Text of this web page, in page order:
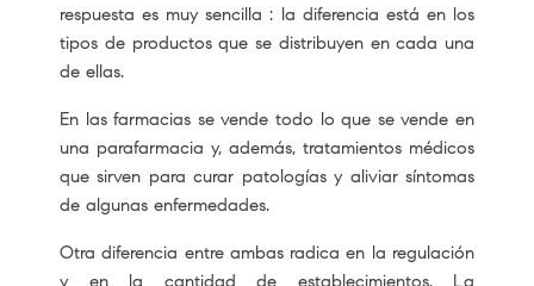
respuesta es muy sencilla : la diferencia está en los
tipos de productos que se distribuyen en cada una
de ellas.
En las farmacias se vende todo lo que se vende en
una parafarmacia y, además, tratamientos médicos
que sirven para curar patologías y aliviar síntomas
de algunas enfermedades.
Otra diferencia entre ambas radica en la regulación
y en la cantidad de establecimientos. La